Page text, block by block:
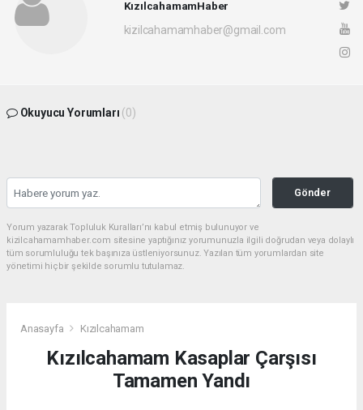
KızılcahamamHaber
kizilcahamamhaber@gmail.com
Okuyucu Yorumları (0)
Gönder
Yorum yazarak Topluluk Kuralları’nı kabul etmiş bulunuyor ve
kizilcahamamhaber.com sitesine yaptığınız yorumunuzla ilgili doğrudan veya dolaylı
tüm sorumluluğu tek başınıza üstleniyorsunuz. Yazılan tüm yorumlardan site
yönetimi hiçbir şekilde sorumlu tutulamaz.
Anasayfa Kızılcahamam
Kızılcahamam Kasaplar Çarşısı
Tamamen Yandı